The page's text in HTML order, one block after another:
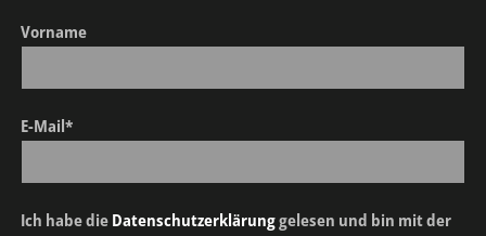
Vorname
E-Mail*
Ich habe die Datenschutzerklärunggelesen und bin mit der